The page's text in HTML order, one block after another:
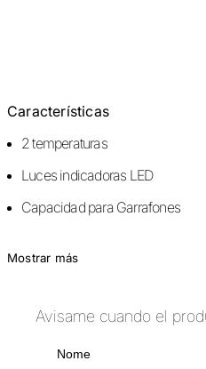
Características
2 temperaturas
Luces indicadoras LED
Capacidad para Garrafones
Mostrar más
Avisame cuando el